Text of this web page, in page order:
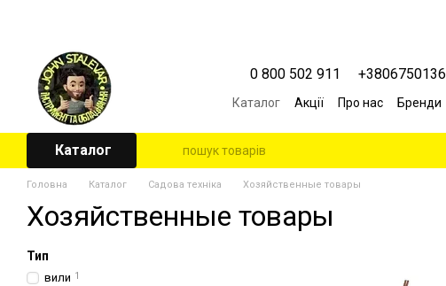
0 800 502 911
Каталог Акції Про нас Бренди
Каталог
Головна Каталог Садова техніка Хозяйственные товары
Хозяйственные товары
Тип
вили 1